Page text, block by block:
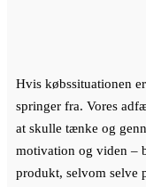
Hvis købssituationen
springer fra. Vores
at skulle tænke og
motivation og viden –
produkt, selvom selve